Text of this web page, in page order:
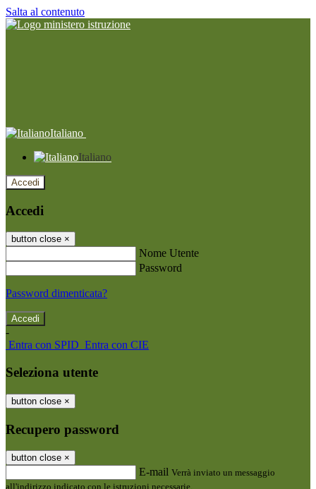
Salta al contenuto
Italiano
Italiano
Accedi
Accedi
button close ×
Nome Utente
Password
Password dimenticata?
-
Entra con SPID Entra con CIE
Seleziona utente
button close ×
Recupero password
button close ×
E-mail Verrà inviato un messaggio
all'indirizzo indicato con le istruzioni necessarie.